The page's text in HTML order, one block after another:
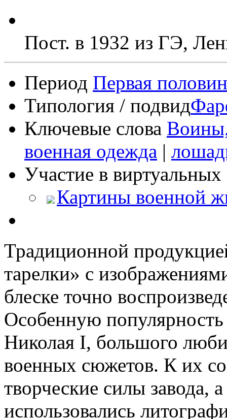
Пост. в 1932 из ГЭ,
Период Первая
Типология / подвид
Ключевые слова
военная одежда |
Участие в
Картины военной
Традиционной
тарелки» с
блеске точно
Особенную
Николая I, большого
военных сюжетов. К их
творческие силы завода,
использовались